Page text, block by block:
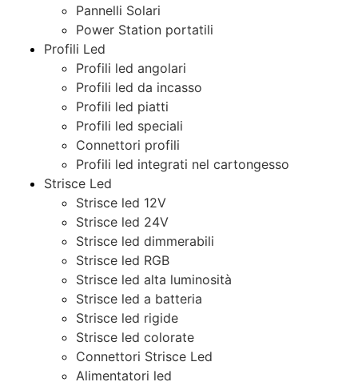
Pannelli Solari
Power Station portatili
Profili Led
Profili led angolari
Profili led da incasso
Profili led piatti
Profili led speciali
Connettori profili
Profili led integrati nel cartongesso
Strisce Led
Strisce led 12V
Strisce led 24V
Strisce led dimmerabili
Strisce led RGB
Strisce led alta luminosità
Strisce led a batteria
Strisce led rigide
Strisce led colorate
Connettori Strisce Led
Alimentatori led